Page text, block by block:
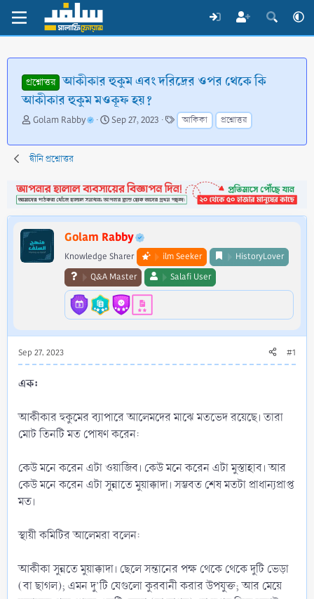
প্রশ্নোত্তর আকীকার হুকুম এবং দরিদ্রের ওপর থেকে কি
আকীকার হুকুম মওকূফ হয়?
T
r
e
d
s
t
e
Golam Rabby
S
a
d
a
Sep 27, 2023
T
a
g
আকিকা প্রশ্নোত্তর
দ্বীনি প্রশ্নোত্তর
Golam Rabby
Knowledge Sharer ilm Seeker
HistoryLover
Q&A Master
Salafi User
Sep 27, 2023 #1
এক:
আকীকার হুকুমের ব্যাপারে আলেমদের মাঝে মতভেদ রয়েছে। তারা
মোট তিনটি মত পোষণ করেন:
কেউ মনে করেন এটা ওয়াজিব। কেউ মনে করেন এটা মুস্তাহাব। আর
কেউ মনে করেন এটা সুন্নাতে মুয়াক্কাদা। সম্ভবত শেষ মতটা প্রাধান্যপ্রাপ্ত
মত।
স্থায়ী কমিটির আলেমরা বলেন:
আকীকা সুন্নতে মুয়াক্কাদা। ছেলে সন্তানের পক্ষ থেকে থেকে দুটি ভেড়া
(বা ছাগল); এমন দু’টি যেগুলো কুরবানী করার উপযুক্ত; আর মেয়ে